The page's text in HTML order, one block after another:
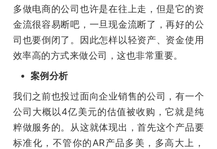
多做电商的公司也许是在往上走，但是它的资
金流很容易断吧，一旦现金流断了，再好的公
司也要倒闭了。因此怎样以轻资产、资金使用
效率高的方式来做公司，这也非常重要。
案例分析
我们之前也投过面向企业销售的公司，有一个
公司大概以4亿美元的估值被收购，它就是纯
粹做服务的。从这就体现出，首先这个产品要
标准化，不管你的AR产品多美，多高大上，